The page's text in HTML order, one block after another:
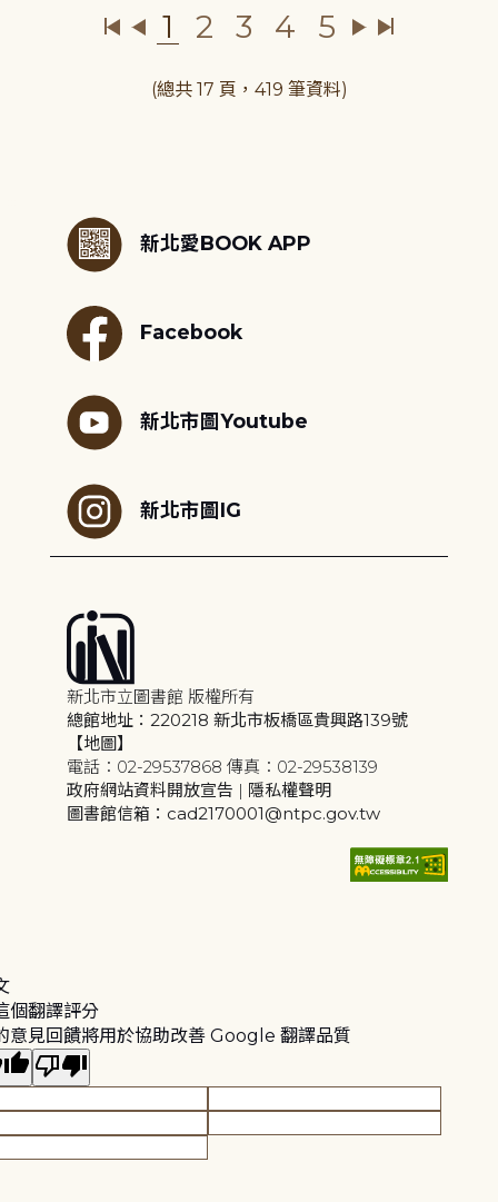
1 2 3 4 5
(總共 17 頁，419 筆資料)
新北愛BOOK APP
Facebook
新北市圖Youtube
新北市圖IG
新北市立圖書館 版權所有
總館地址：220218 新北市板橋區貴興路139號
【地圖】
電話：02-29537868 傳真：02-29538139
政府網站資料開放宣告 | 隱私權聲明
圖書館信箱：cad2170001@ntpc.gov.tw
個翻譯評分
意見回饋將用於協助改善 Google 翻譯品質